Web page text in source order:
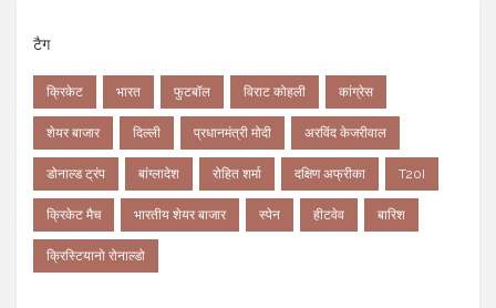
टैग
क्रिकेट भारत फुटबॉल विराट कोहली कांग्रेस
शेयर बाजार दिल्ली प्रधानमंत्री मोदी अरविंद केजरीवाल
डोनाल्ड ट्रंप बांग्लादेश रोहित शर्मा दक्षिण अफ्रीका T20I
क्रिकेट मैच भारतीय शेयर बाजार स्पेन हीटवेव बारिश
क्रिस्टियानो रोनाल्डो